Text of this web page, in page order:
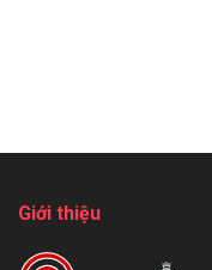
Giới thiệu